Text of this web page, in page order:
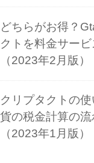
どちらがお得？
クトを料金サー
（2023年2月版）
クリプタクトの
貨の税金計算の
（2023年1月版）